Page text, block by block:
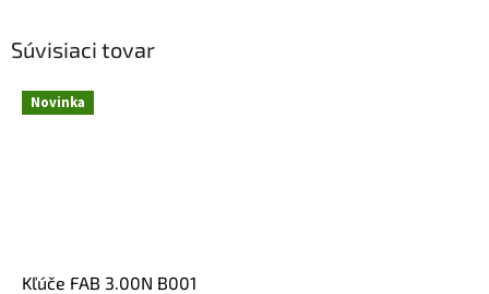
Súvisiaci tovar
Novinka
Kľúče FAB 3.00N B001